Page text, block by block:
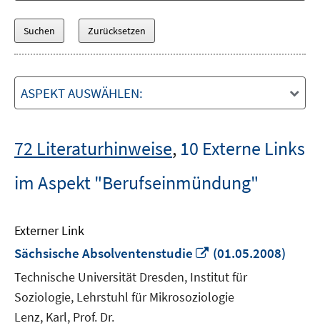
ASPEKT AUSWÄHLEN:
72 Literaturhinweise, 10 Externe Links
im Aspekt "Berufseinmündung"
Externer Link
Sächsische Absolventenstudie
In
neuem
Fenster
öffnen
(01.05.2008)
Technische Universität Dresden, Institut für
Soziologie, Lehrstuhl für Mikrosoziologie
Lenz, Karl, Prof. Dr.